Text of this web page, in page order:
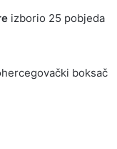
izborio 25 pobjeda
boksač